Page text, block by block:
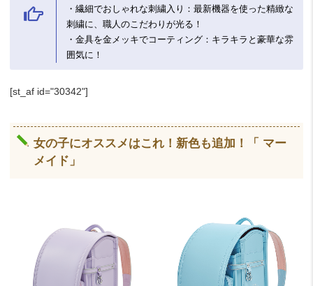
・繊細でおしゃれな刺繍入り：最新機器を使った精緻な
刺繍に、職人のこだわりが光る！
・金具を金メッキでコーティング：キラキラと豪華な雰
囲気に！
[st_af id="30342"]
女の子にオススメはこれ！新色も追加！「 マー
メイド」